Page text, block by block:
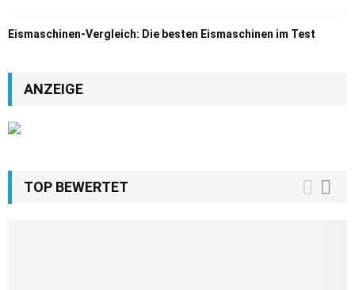
Eismaschinen-Vergleich: Die besten Eismaschinen im Test
ANZEIGE
TOP BEWERTET